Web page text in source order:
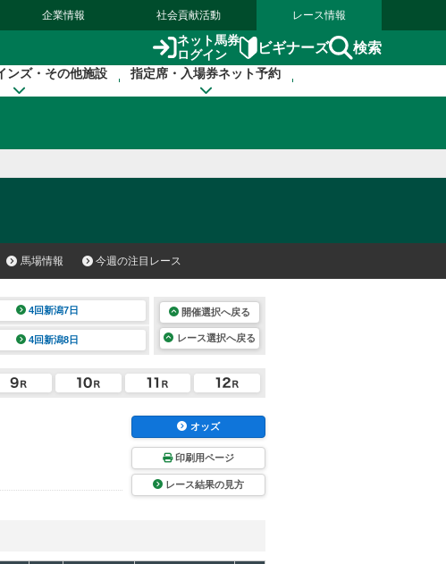
企業情報 社会貢献活動 レース情報
ネット馬券
ログイン
ビギナーズ 検索
ンズ・その他施設 指定席・入場券ネット予約
馬場情報 今週の注目レース
4回新潟7日
4回新潟8日
開催選択へ戻る
レース選択へ戻る
オッズ
印刷用ページ
レース結果の見方